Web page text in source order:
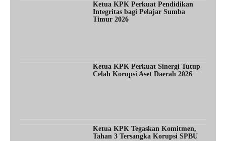
Ketua KPK Perkuat Pendidikan
Integritas bagi Pelajar Sumba
Timur 2026
Ketua KPK Perkuat Sinergi Tutup
Celah Korupsi Aset Daerah 2026
Ketua KPK Tegaskan Komitmen,
Tahan 3 Tersangka Korupsi SPBU